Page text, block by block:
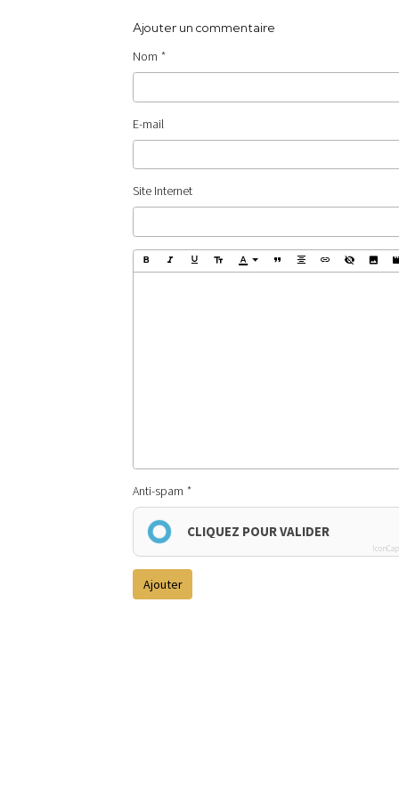
Ajouter un commentaire
Nom
E-mail
Site Internet
Anti-spam
CLIQUEZ POUR VALIDER
Ajouter